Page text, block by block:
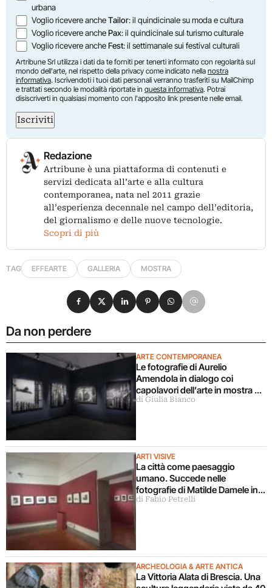
urbana
Voglio ricevere ancheTailor: il quindicinale su moda e cultura
Voglio ricevere anchePax: il quindicinale sul turismo culturale
Voglio ricevere ancheFest: il settimanale sui festival culturali
Artribune Srl utilizza i dati da te forniti per tenerti informato con regolarità sul
mondo dell'arte, nel rispetto della privacy come indicato nella nostra
informativa. Iscrivendoti i tuoi dati personali verranno trasferiti su MailChimp
e trattati secondo le modalità riportate in questa informativa. Potrai
disiscriverti in qualsiasi momento con l'apposito link presente nelle email.
Iscriviti
Redazione
Artribune è una piattaforma di contenuti e
servizi dedicata all’arte e alla cultura
contemporanea, nata nel 2011 grazie
all’esperienza decennale nel campo dell’editoria,
del giornalismo e delle nuove tecnologie.
Scopri di più
TAG EFFEARTE GALLERIA MOSTRA
Da non perdere
ARTE CONTEMPORANEA
Le fotografie di Aurelio
Amendola in dialogo coi
capolavori dell’arte in mostra a
Milano
di Giulia Bianco
ARTI VISIVE
La città come paesaggio
umano. Succede nelle
fotografie di Matilde Damele in
mostra a Roma
di Fabio Petrelli
ARCHEOLOGIA & ARTE ANTICA
La Vittoria Alata di Brescia. Una
Condividi su Facebook
Condividi su X
Condividi su LinkedIn
Condividi su Pinterest
Condividi su WhatsApp
Condividi su Email